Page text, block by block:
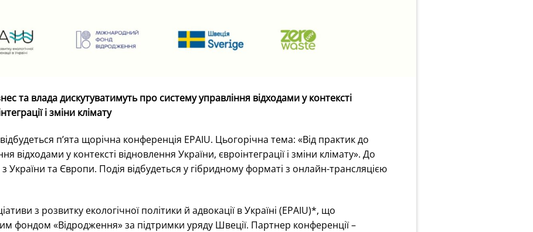
та влада дискутуватимуть про систему управління відходами у контексті
і зміни клімату
п’ята щорічна конференція EPAIU. Цьогорічна тема: «Від практик до
відходами у контексті відновлення України, євроінтеграції і зміни клімату». До
України та Європи. Подія відбудеться у гібридному форматі з онлайн-трансляцією
з розвитку екологічної політики й адвокації в Україні (EPAIU)*, що
фондом «Відродження» за підтримки уряду Швеції. Партнер конференції –